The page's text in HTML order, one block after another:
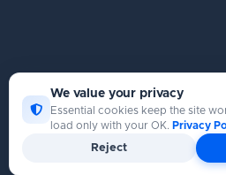
Copyright ©
We value your privacy
Essential cookies keep the site
load only with your OK. Privacy
Reject